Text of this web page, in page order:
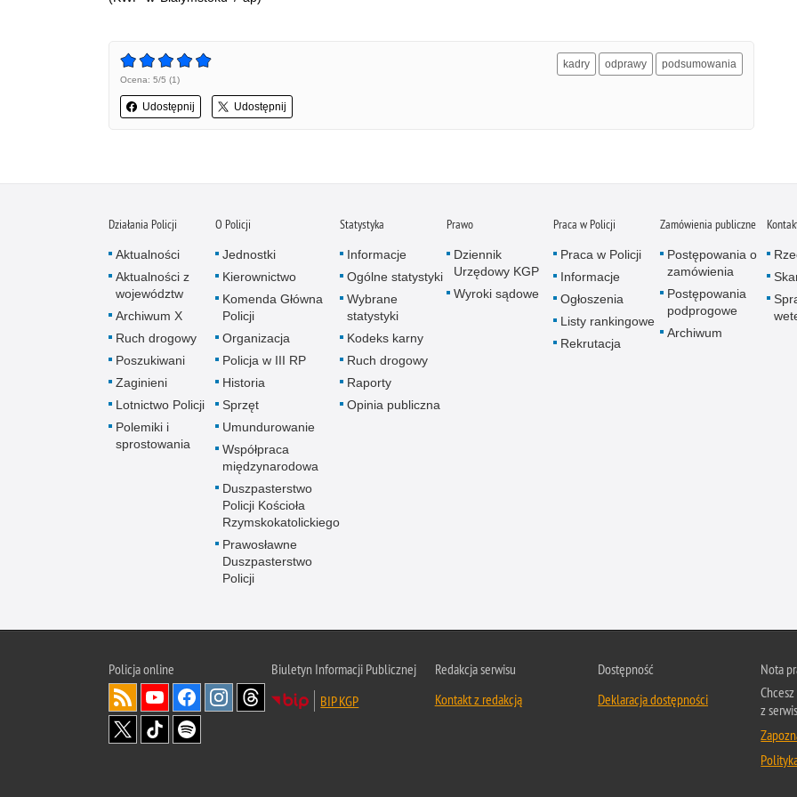
Ocena: 5/5 (1)
Udostępnij Udostępnij
kadry odprawy podsumowania
Działania Policji
Aktualności
Aktualności z
województw
Archiwum X
Ruch drogowy
Poszukiwani
Zaginieni
Lotnictwo Policji
Polemiki i
sprostowania
O Policji
Jednostki
Kierownictwo
Komenda Główna
Policji
Organizacja
Policja w III RP
Historia
Sprzęt
Umundurowanie
Współpraca
międzynarodowa
Duszpasterstwo
Policji Kościoła
Rzymskokatolickiego
Prawosławne
Duszpasterstwo
Policji
Statystyka
Informacje
Ogólne statystyki
Wybrane
statystyki
Kodeks karny
Ruch drogowy
Raporty
Opinia publiczna
Prawo
Dziennik
Urzędowy KGP
Wyroki sądowe
Praca w Policji
Praca w Policji
Informacje
Ogłoszenia
Listy rankingowe
Rekrutacja
Zamówienia publiczne
Postępowania o
zamówienia
Postępowania
podprogowe
Archiwum
Policjaonline
Biuletyn Informacji Publicznej
BIP KGP
Redakcja serwisu
Kontakt z redakcją
Dostępność
Deklaracja dostępności
Nota
z